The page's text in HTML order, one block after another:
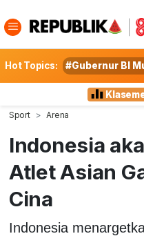
Hot Topics: #Gubernur BI
Sport Arena
Indonesia
Atlet Asian
Cina
Indonesia